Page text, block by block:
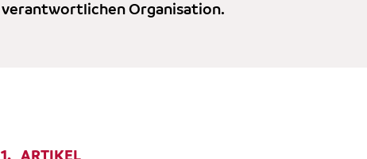
verantwortlichen Organisation.